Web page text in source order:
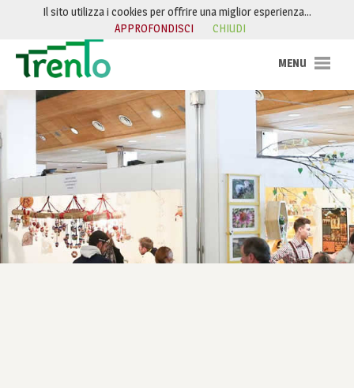
Salta al contenuto
Il sito utilizza i cookies per offrire una miglior esperienza…
APPROFONDISCI
CHIUDI